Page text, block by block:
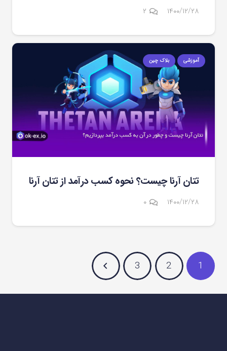
۱۴۰۰/۱۲/۲۸ ۲دیدگاه
آموزشی بلاک چین
تتان آرنا چیست؟ نحوه کسب درآمد از تتان آرنا
۱۴۰۰/۱۲/۲۸ ۰
1
2
3